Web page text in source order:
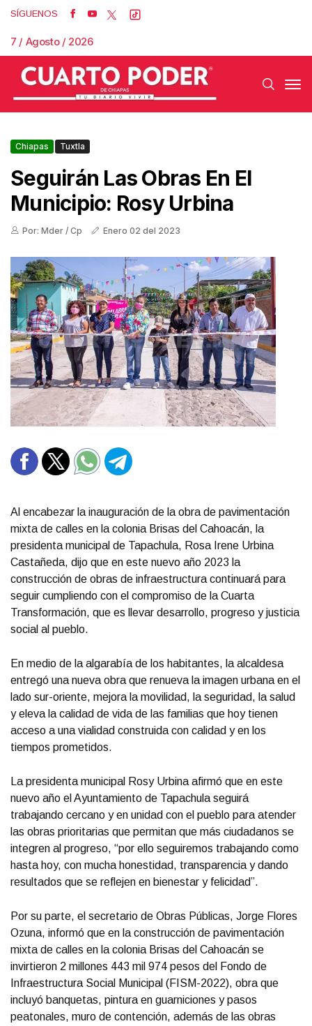
SÍGUENOS
7 / Agosto / 2026
Chiapas Tuxtla
Seguirán Las Obras En El
Municipio: Rosy Urbina
Por: Mder / Cp Enero 02 del 2023
Al encabezar la inauguración de la obra de pavimentación
mixta de calles en la colonia Brisas del Cahoacán, la
presidenta municipal de Tapachula, Rosa Irene Urbina
Castañeda, dijo que en este nuevo año 2023 la
construcción de obras de infraestructura continuará para
seguir cumpliendo con el compromiso de la Cuarta
Transformación, que es llevar desarrollo, progreso y justicia
social al pueblo.
En medio de la algarabía de los habitantes, la alcaldesa
entregó una nueva obra que renueva la imagen urbana en el
lado sur-oriente, mejora la movilidad, la seguridad, la salud
y eleva la calidad de vida de las familias que hoy tienen
acceso a una vialidad construida con calidad y en los
tiempos prometidos.
La presidenta municipal Rosy Urbina afirmó que en este
nuevo año el Ayuntamiento de Tapachula seguirá
trabajando cercano y en unidad con el pueblo para atender
las obras prioritarias que permitan que más ciudadanos se
integren al progreso, “por ello seguiremos trabajando como
hasta hoy, con mucha honestidad, transparencia y dando
resultados que se reflejen en bienestar y felicidad”.
Por su parte, el secretario de Obras Públicas, Jorge Flores
Ozuna, informó que en la construcción de pavimentación
mixta de calles en la colonia Brisas del Cahoacán se
invirtieron 2 millones 443 mil 974 pesos del Fondo de
Infraestructura Social Municipal (FISM-2022), obra que
incluyó banquetas, pintura en guarniciones y pasos
peatonales, muro de contención, además de las obras